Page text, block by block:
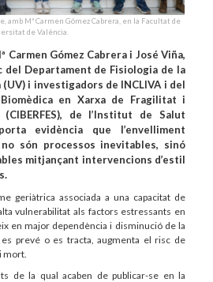
amb Mª Carmen Gómez Cabrera, en la Facultat de
de València.
Gómez Cabrera i José Viña,
Departament de Fisiologia de la
i investigadors de INCLIVA i del
en Xarxa de Fragilitat i
de l’Institut de Salut
evidència que l’envelliment
són processos inevitables, sinó
mitjançant intervencions d’estil
geriàtrica associada a una capacitat de
vulnerabilitat als factors estressants en
en major dependència i disminució de la
prevé o es tracta, augmenta el risc de
mort.
de la qual acaben de publicar-se en la